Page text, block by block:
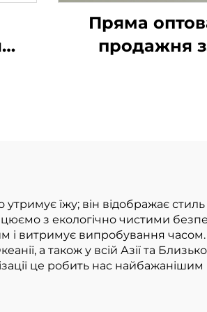
Пряма
продажня з
миски
їжу; він відображає
з екологічно чистими
і витримує випробування
а також у всій Азії та
це робить нас